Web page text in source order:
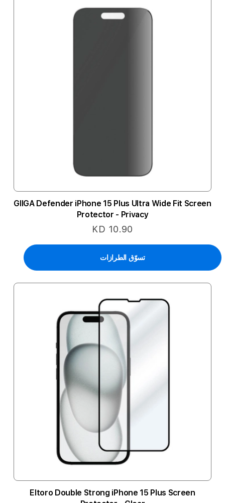
GIIGA Defender iPhone 15 Plus Ultra Wide Fit Screen
Protector - Privacy
KD 10.90
تسوّق الطرازات
Eltoro Double Strong iPhone 15 Plus Screen